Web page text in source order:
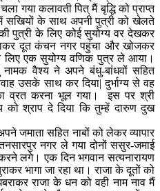
गया कलावती पित् मैं बृद्धि को प्राप्त
सखियों के साथ अपनी पुत्री को खेलते
पुत्री के लिए कोई सुयोग्य वर देखकर
दूत कंचन नगर पहुंचा और खोजकर
एक सुयोग्य वणिक पुत्र ले आया।
वैश्य ने अपने बंधु-बांधवों सहित
उसके साथ कर दिया| दुर्भाग्य से वह
व्रत करना भूल गया। इस पर श्री
को श्राप दे दिया कि तुम्हें दारुण दुख
जमाता सहित नाबों को लेकर व्यापार
नगर ले गया दोनों ससुर-जमाई
लगे। एक दिन भगवान सत्यनारायण
भागा जा रहा था। राजा के दूतों को
राजा के धन को वही नाम नाव मैं